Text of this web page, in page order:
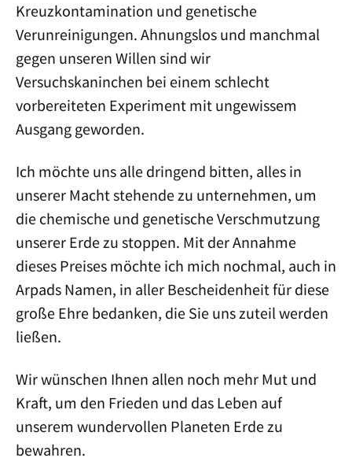
Kreuzkontamination und genetische
Verunreinigungen. Ahnungslos und manchmal
gegen unseren Willen sind wir
Versuchskaninchen bei einem schlecht
vorbereiteten Experiment mit ungewissem
Ausgang geworden.
Ich möchte uns alle dringend bitten, alles in
unserer Macht stehende zu unternehmen, um
die chemische und genetische Verschmutzung
unserer Erde zu stoppen. Mit der Annahme
dieses Preises möchte ich mich nochmal, auch in
Arpads Namen, in aller Bescheidenheit für diese
große Ehre bedanken, die Sie uns zuteil werden
ließen.
Wir wünschen Ihnen allen noch mehr Mut und
Kraft, um den Frieden und das Leben auf
unserem wundervollen Planeten Erde zu
bewahren.